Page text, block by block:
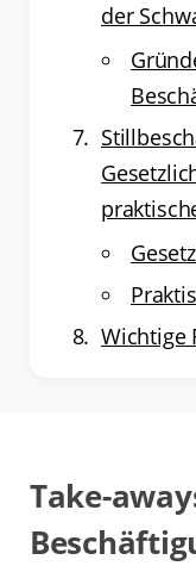
der
Wichtige
Take-